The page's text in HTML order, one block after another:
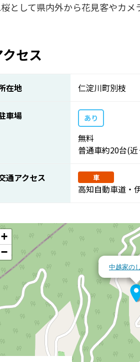
して県内外から花見客やカメ
クセス
在地 仁淀川町別枝
車場 あり
無料
普通車約20台(
通アクセス 車
高知自動車道・
中越家の
+
−